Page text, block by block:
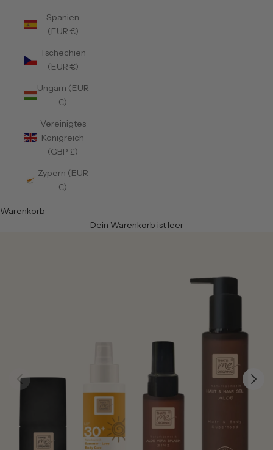
Spanien
(EUR €)
Tschechien
(EUR €)
Ungarn (EUR
€)
Vereinigtes
Königreich
(GBP £)
Zypern (EUR
€)
Warenkorb
Dein Warenkorb ist leer